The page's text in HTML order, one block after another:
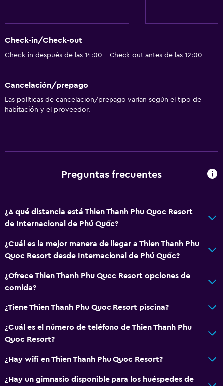
Check-in/Check-out
Check-in después de las 14:00 - Check-out antes de las 12:00
Cancelación/prepago
Las políticas de cancelación/prepago varían según el tipo de
habitación y el proveedor.
Preguntas frecuentes
¿A qué distancia está Thien Thanh Phu Quoc Resort
de Internacional de Phú Quốc?
¿Cuál es la mejor manera de llegar a Thien Thanh Phu
Quoc Resort desde Internacional de Phú Quốc?
¿Ofrece Thien Thanh Phu Quoc Resort opciones de
comida?
¿Tiene Thien Thanh Phu Quoc Resort piscina?
¿Cuál es el número de teléfono de Thien Thanh Phu
Quoc Resort?
¿Hay wifi en Thien Thanh Phu Quoc Resort?
¿Hay un gimnasio disponible para los huéspedes de